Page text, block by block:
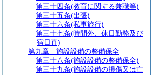
第三十四条(教育に関する兼職等)
第三十五条(出張)
第三十六条(私事旅行)
第三十七条(時間外、休日勤務及び
宿日直)
第九章
施設設備の整備保全
第三十八条(施設設備の整備保全)
第三十九条(施設設備の損傷又は亡